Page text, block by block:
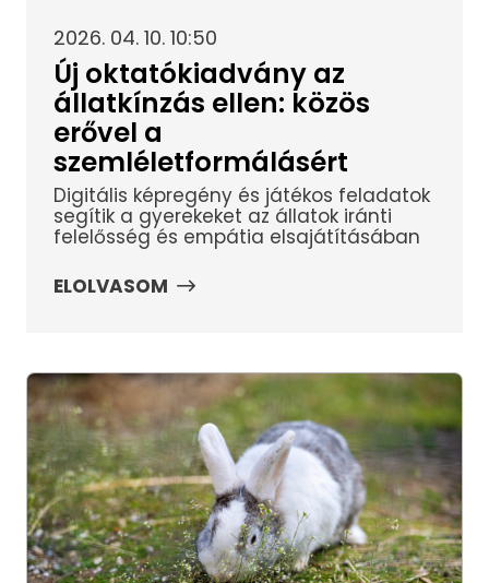
2026. 04. 10. 10:50
Új oktatókiadvány az
állatkínzás ellen: közös
erővel a
szemléletformálásért
Digitális képregény és játékos feladatok
segítik a gyerekeket az állatok iránti
felelősség és empátia elsajátításában
ELOLVASOM